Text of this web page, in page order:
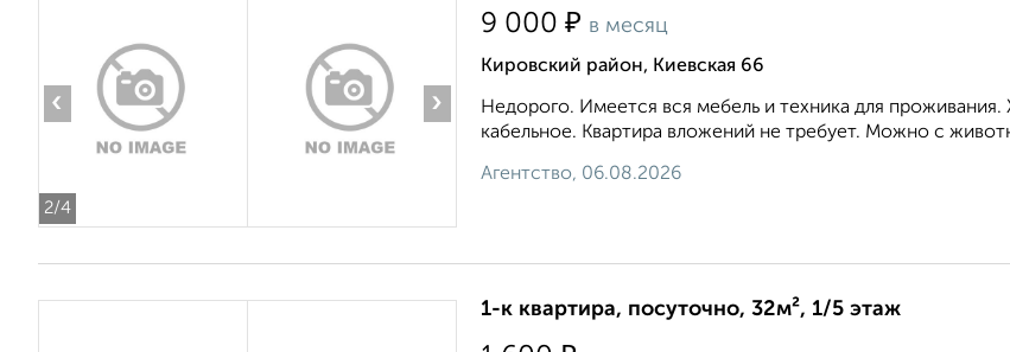
2/4
‹ ›
9 000 ₽ в месяц
Кировский район, Киевская 66
Недорого. Имеется вся мебель и техника для
кабельное. Квартира вложений не требует. Можно с
Агентство, 06.08.2026
1-к квартира, посуточно, 32м², 1/5 этаж